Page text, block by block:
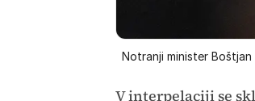
Notranji minister Boštjan
V interpelaciji se